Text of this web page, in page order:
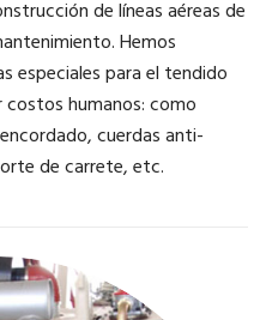
de líneas aéreas de
Hemos
especiales para el tendido
costos humanos: como
cuerdas anti-
de carrete, etc.